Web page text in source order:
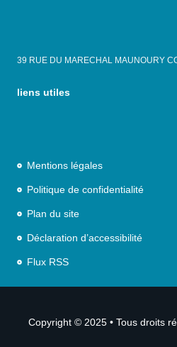
39 RUE DU MARECHAL MAUNOURY
liens utiles
Mentions légales
Politique de confidentialité
Plan du site
Déclaration d’accessibilité
Flux RSS
Copyright © 2025 • Tous droits